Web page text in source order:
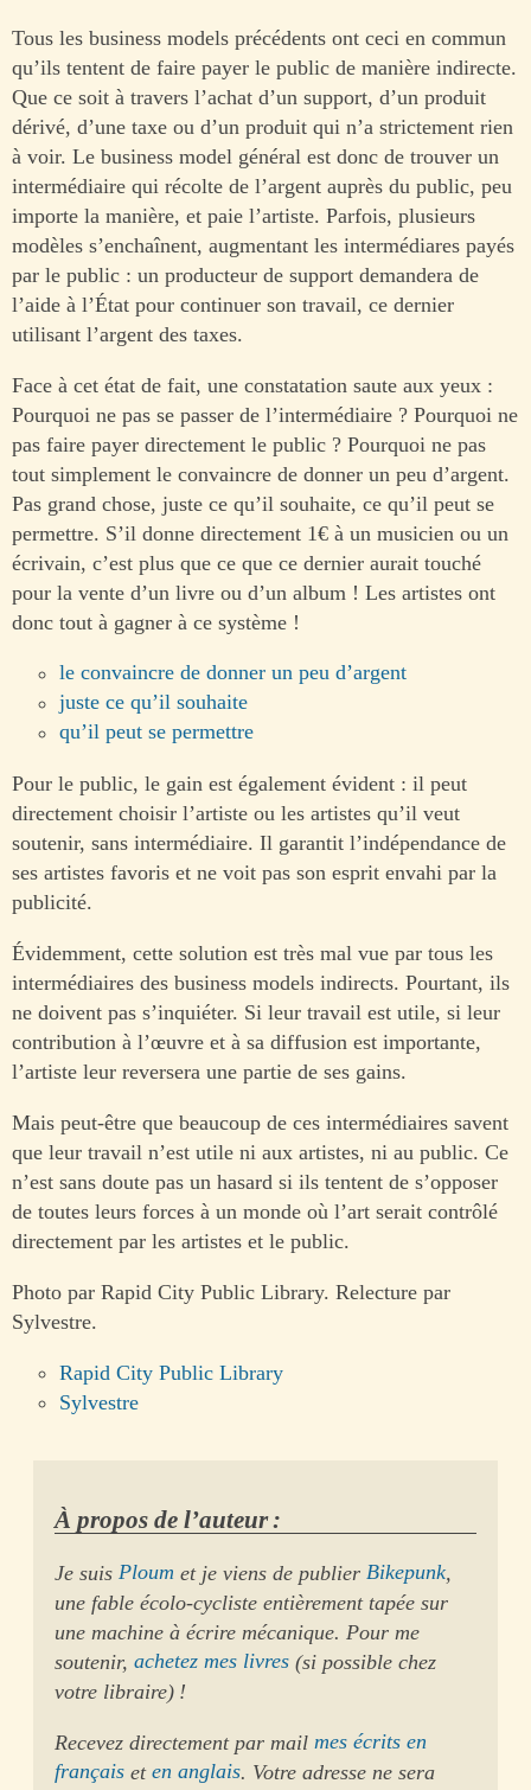
Tous les business models précédents ont ceci en commun
qu’ils tentent de faire payer le public de manière indirecte.
Que ce soit à travers l’achat d’un support, d’un produit
dérivé, d’une taxe ou d’un produit qui n’a strictement rien
à voir. Le business model général est donc de trouver un
intermédiaire qui récolte de l’argent auprès du public, peu
importe la manière, et paie l’artiste. Parfois, plusieurs
modèles s’enchaînent, augmentant les intermédiares payés
par le public : un producteur de support demandera de
l’aide à l’État pour continuer son travail, ce dernier
utilisant l’argent des taxes.
Face à cet état de fait, une constatation saute aux yeux :
Pourquoi ne pas se passer de l’intermédiaire ? Pourquoi ne
pas faire payer directement le public ? Pourquoi ne pas
tout simplement le convaincre de donner un peu d’argent.
Pas grand chose, juste ce qu’il souhaite, ce qu’il peut se
permettre. S’il donne directement 1€ à un musicien ou un
écrivain, c’est plus que ce que ce dernier aurait touché
pour la vente d’un livre ou d’un album ! Les artistes ont
donc tout à gagner à ce système !
le convaincre de donner un peu d’argent
juste ce qu’il souhaite
qu’il peut se permettre
Pour le public, le gain est également évident : il peut
directement choisir l’artiste ou les artistes qu’il veut
soutenir, sans intermédiaire. Il garantit l’indépendance de
ses artistes favoris et ne voit pas son esprit envahi par la
publicité.
Évidemment, cette solution est très mal vue par tous les
intermédiaires des business models indirects. Pourtant, ils
ne doivent pas s’inquiéter. Si leur travail est utile, si leur
contribution à l’œuvre et à sa diffusion est importante,
l’artiste leur reversera une partie de ses gains.
Mais peut-être que beaucoup de ces intermédiaires savent
que leur travail n’est utile ni aux artistes, ni au public. Ce
n’est sans doute pas un hasard si ils tentent de s’opposer
de toutes leurs forces à un monde où l’art serait contrôlé
directement par les artistes et le public.
Photo par Rapid City Public Library. Relecture par
Sylvestre.
Rapid City Public Library
Sylvestre
À propos de l’auteur :
Je suisPloum et je viens de publierBikepunk,
une fable écolo-cycliste entièrement tapée sur
une machine à écrire mécanique. Pour me
soutenir,achetez mes livres (si possible chez
votre libraire) !
Recevez directement par mailmes écrits en
français eten anglais. Votre adresse ne sera